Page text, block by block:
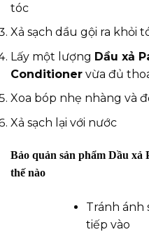
tóc
Xả sạch dầu gội ra khỏi
Lấy một lượng Dầu xả
Conditioner vừa đủ
Xoa bóp nhẹ nhàng và
Xả sạch lại với nước
Bảo quản sản phẩm Dầu
thế nào
Tránh ánh
tiếp vào